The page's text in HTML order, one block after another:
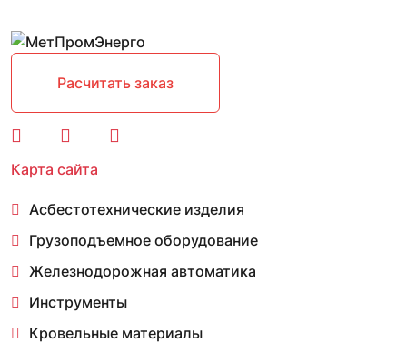
Расчитать заказ
Карта сайта
Асбестотехнические изделия
Грузоподъемное оборудование
Железнодорожная автоматика
Инструменты
Кровельные материалы